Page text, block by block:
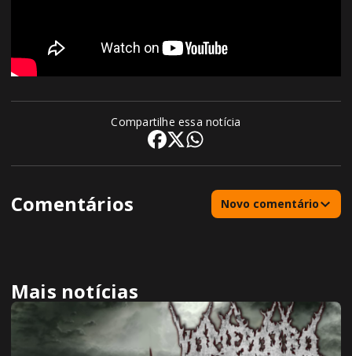
Compartilhe essa notícia
Comentários Novo comentário
Mais notícias